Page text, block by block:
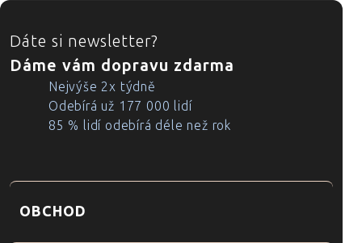
ZÁPATÍ
Dáte si newsletter?
Dáme vám dopravu zdarma
Nejvýše 2x týdně
Odebírá už 177 000 lidí
85 % lidí odebírá déle než rok
OBCHOD